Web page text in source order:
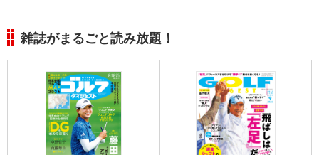
雑誌がまるごと読み放題！